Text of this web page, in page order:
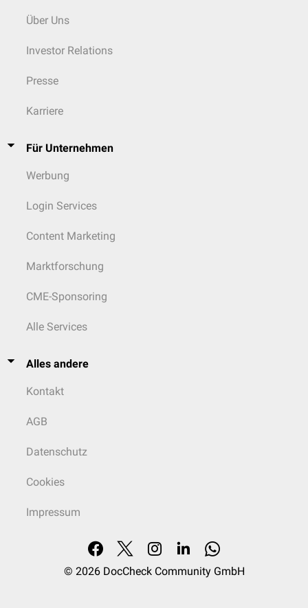
Über Uns
Investor Relations
Presse
Karriere
Für Unternehmen
Werbung
Login Services
Content Marketing
Marktforschung
CME-Sponsoring
Alle Services
Alles andere
Kontakt
AGB
Datenschutz
Cookies
Impressum
© 2026 DocCheck Community GmbH